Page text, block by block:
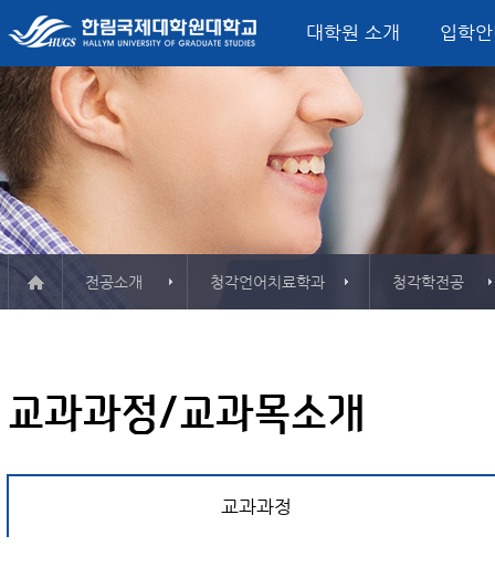
대학원 소개
미션, 비전, 핵심가치 총장 인사말 연혁
결산공고
추경예산공고
입학
입학모집요강
석사학위과정
FAQ
정치외교학과
외교안보전공
한국연구전공
융합서비스경
컨벤션전시이벤
관광외식경영전공
ESG·탄소경영전공
Major in Global
글로벌정치‧한국연구소
소개 & 주요활동
자료실
서비스산업정책연구소
소개 & 주요활동
자료실
산학협력단 평생교육원
게시판
학사일정 학사안내
융합서비스경영학과
미국법학과
대학원 소식 학사정보시스템 시설
강의
사용
한림 소식지
전공소개 청각언어치료학과 청각학전공
교과과정/교과목소개
교과과정